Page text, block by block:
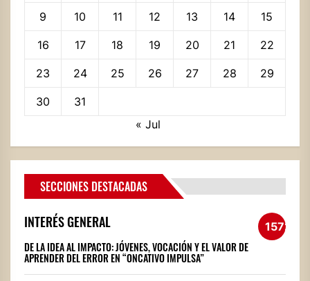
9 10 11 12 13 14 15
16 17 18 19 20 21 22
23 24 25 26 27 28 29
30
31
« Jul
SECCIONES DESTACADAS
INTERÉS GENERAL 1572
DE LA IDEA AL IMPACTO: JÓVENES, VOCACIÓN Y EL VALOR DE
APRENDER DEL ERROR EN “ONCATIVO IMPULSA”